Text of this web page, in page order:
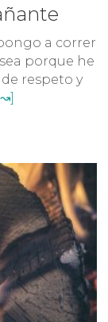
a correr
porque he
respeto y